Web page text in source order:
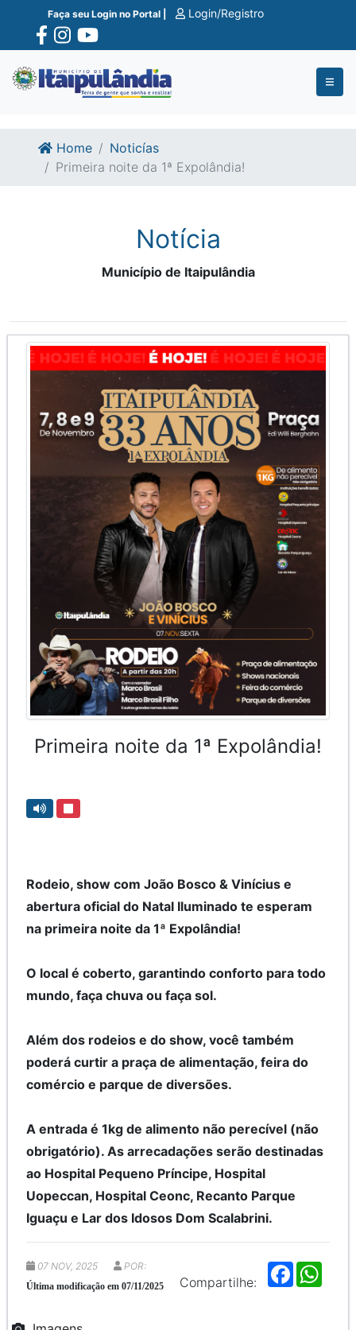
Ir para o conte�do
Ir para o fim do conte�do
Faça seu Login no Portal | Login/Registro
Home
Noticías
Primeira noite da 1ª Expolândia!
Notícia
Município de Itaipulândia
Primeira noite da 1ª Expolândia!
Rodeio, show com João Bosco & Vinícius e
abertura oficial do Natal Iluminado te esperam
na primeira noite da 1ª Expolândia!
O local é coberto, garantindo conforto para todo
mundo, faça chuva ou faça sol.
Além dos rodeios e do show, você também
poderá curtir a praça de alimentação, feira do
comércio e parque de diversões.
A entrada é 1kg de alimento não perecível (não
obrigatório). As arrecadações serão destinadas
ao Hospital Pequeno Príncipe, Hospital
Uopeccan, Hospital Ceonc, Recanto Parque
Iguaçu e Lar dos Idosos Dom Scalabrini.
Compartilhe:
F
a
07 NOV, 2025 POR:
Última modificação em 07/11/2025